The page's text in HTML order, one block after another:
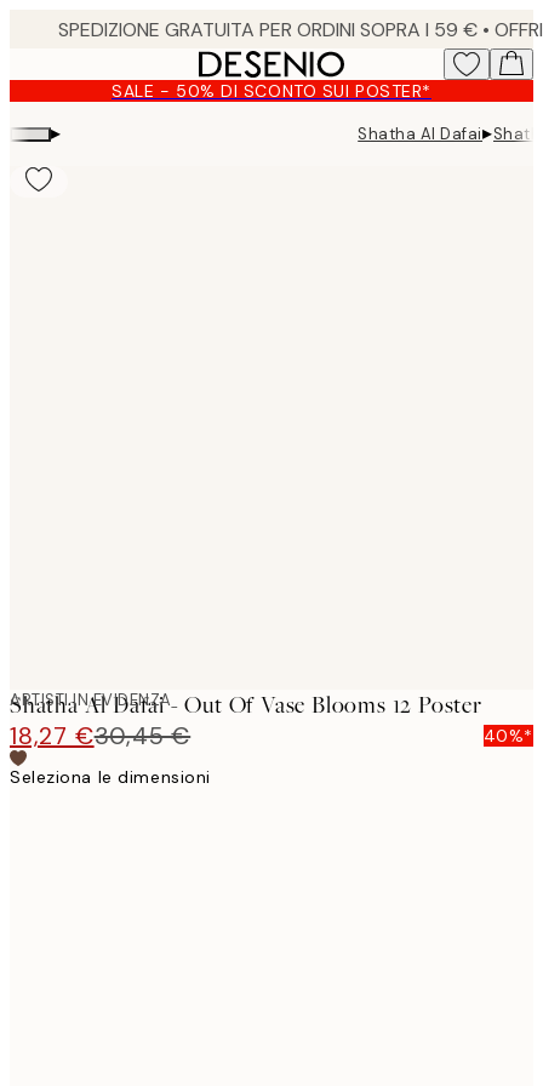
content.
SALE - 50% DI SCONTO SUI POSTER*
▸ Shatha Al Dafai▸
ARTISTI IN EVIDENZA
Shatha Al Dafai - Out Of Vase Blooms 12 Poster
18,27 €30,45 €
40%*
Seleziona le dimensioni